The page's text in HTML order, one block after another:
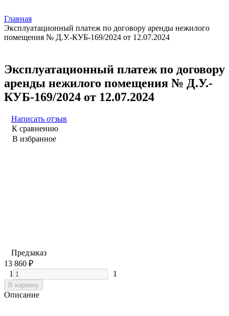
Главная
Эксплуатационный платеж по договору аренды нежилого
помещения № Д.У.-КУБ-169/2024 от 12.07.2024
Эксплуатационный платеж по договору
аренды нежилого помещения № Д.У.-
КУБ-169/2024 от 12.07.2024
Написать отзыв
К сравнению
В избранное
Предзаказ
13 860 ₽
1
1
В корзину
Описание